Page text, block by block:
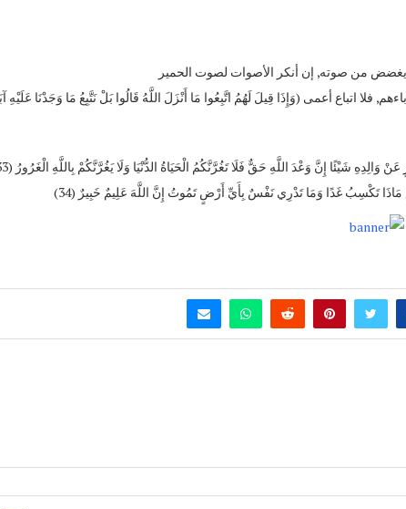
ويغضض من صوته, إن أنكر الأصوات لصوت الحمير
فلا اتباع أعمى (وَإِذَا قِيلَ لَهُمُ اتَّبِعُوا مَا أَنْزَلَ اللَّهُ قَالُوا بَلْ نَتَّبِعُ مَا وَجَدْنَا عَلَيْهِ
شَيْئًا إِنَّ وَعْدَ اللَّهِ حَقٌّ فَلَا تَغُرَّنَّكُمُ الْحَيَاةُ الدُّنْيَا وَلَا يَغُرَّنَّكُمْ بِاللَّهِ الْغَرُورُ (33)
تَكْسِبُ غَدًا وَمَا تَدْرِي نَفْسٌ بِأَيِّ أَرْضٍ تَمُوتُ إِنَّ اللَّهَ عَلِيمٌ خَبِيرٌ (34)
عودة للقائد (الآيات 199-206)الأعراف
سنتين مضت